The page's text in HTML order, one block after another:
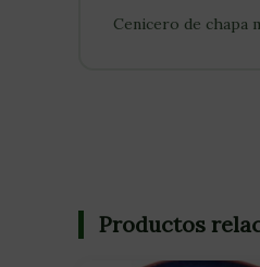
Cenicero de chapa
Productos